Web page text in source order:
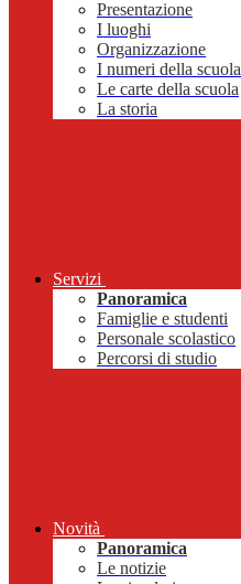
Presentazione
I luoghi
Organizzazione
I numeri della scuola
Le carte della scuola
La storia
Servizi
Panoramica
Famiglie e studenti
Personale scolastico
Percorsi di studio
Novità
Panoramica
Le notizie